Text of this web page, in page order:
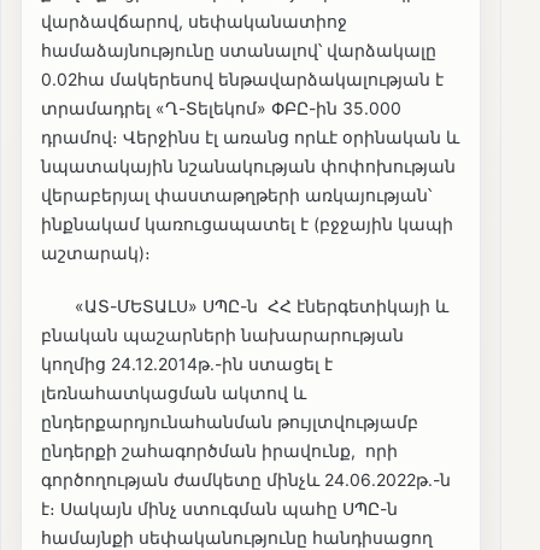
վարձավճարով, սեփականատիոջ
համաձայնությունը ստանալով՝ վարձակալը
0.02հա մակերեսով ենթավարձակալության է
տրամադրել «Ղ-Տելեկոմ» ՓԲԸ-ին 35.000
դրամով։ Վերջինս էլ առանց որևէ օրինական և
նպատակային նշանակության փոփոխության
վերաբերյալ փաստաթղթերի առկայության՝
ինքնակամ կառուցապատել է (բջջային կապի
աշտարակ)։
«ԱՏ-ՄԵՏԱԼՍ» ՍՊԸ-ն ՀՀ էներգետիկայի և
բնական պաշարների նախարարության
կողմից 24.12.2014թ.-ին ստացել է
լեռնահատկացման ակտով և
ընդերքարդյունահանման թույլտվությամբ
ընդերքի շահագործման իրավունք, որի
գործողության ժամկետը մինչև 24.06.2022թ.-ն
է։ Սակայն մինչ ստուգման պահը ՍՊԸ-ն
համայնքի սեփականությունը հանդիսացող